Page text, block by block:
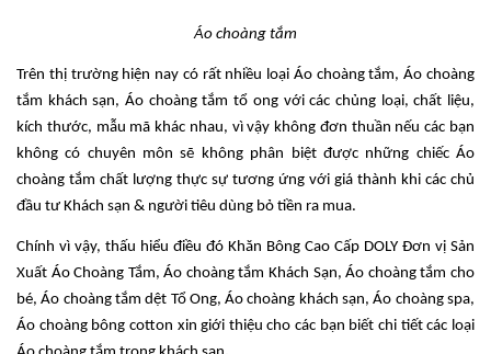
Áo choàng tắm
Trên thị trường hiện nay có rất nhiều loại Áo choàng tắm, Áo choàng
tắm khách sạn, Áo choàng tắm tổ ong với các chủng loại, chất liệu,
kích thước, mẫu mã khác nhau, vì vậy không đơn thuần nếu các bạn
không có chuyên môn sẽ không phân biệt được những chiếc Áo
choàng tắm chất lượng thực sự tương ứng với giá thành khi các chủ
đầu tư Khách sạn & người tiêu dùng bỏ tiền ra mua.
Chính vì vậy, thấu hiểu điều đó Khăn Bông Cao Cấp DOLY Đơn vị Sản
Xuất Áo Choàng Tắm, Áo choàng tắm Khách Sạn, Áo choàng tắm cho
bé, Áo choàng tắm dệt Tổ Ong, Áo choàng khách sạn, Áo choàng spa,
Áo choàng bông cotton xin giới thiệu cho các bạn biết chi tiết các loại